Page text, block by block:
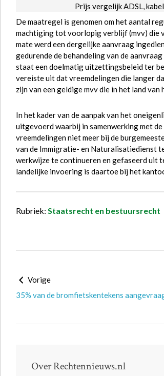
Prijs vergelijk ADSL,
De maatregel is genomen om het aantal
machtiging tot voorlopig verblijf (mvv) die
mate werd een dergelijke aanvraag
gedurende de behandeling van de
staat een doelmatig uitzettingsbeleid ter
vereiste uit dat vreemdelingen die langer
zijn van een geldige mvv die in het land
In het kader van de aanpak van het
uitgevoerd waarbij in samenwerking met
vreemdelingen niet meer bij de
van de Immigratie- en Naturalisatiedienst
werkwijze te continueren en gefaseerd uit
landelijke invoering is daartoe bij het
Rubriek: Staatsrecht en bestuursrecht
Vorige
35% van de bromfietskentekens
Over Rechtennieuws.nl